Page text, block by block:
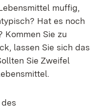
muffig,
Hat es noch
Kommen Sie zu
lassen Sie sich das
Sie Zweifel